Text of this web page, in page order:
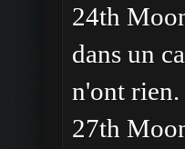
24th
dans un
n'ont rien.
27th